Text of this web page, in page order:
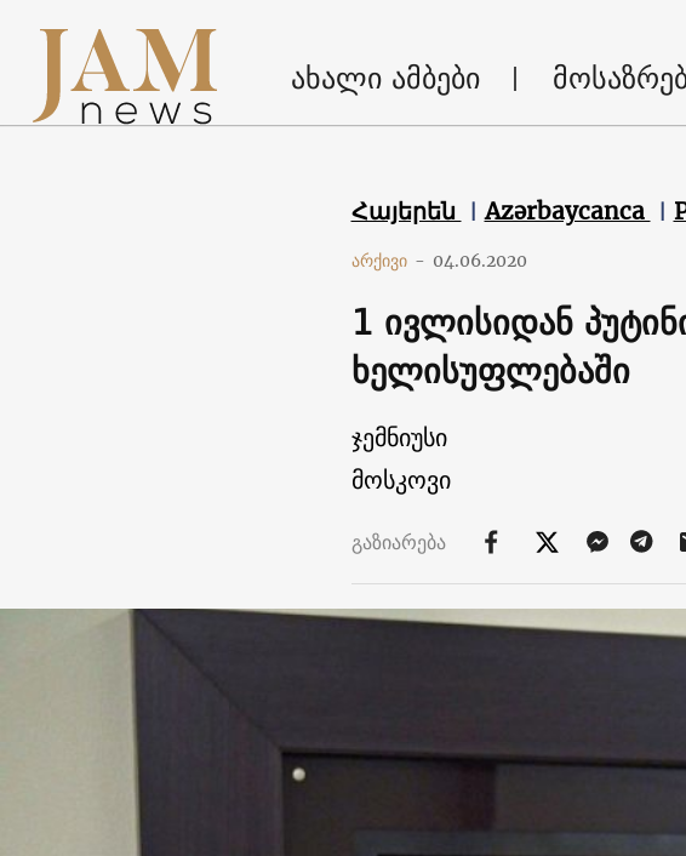
ახალი ამბები
Հայերեն Azərbaycanca
არქივი - 04.06.2020
1 ივლისიდან
ხელისუფლებაში
ჯემნიუსი
მოსკოვი
გაზიარება